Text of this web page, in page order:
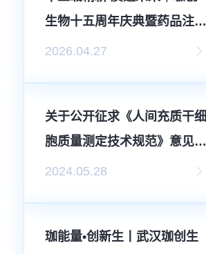
生物十五周年庆典暨药品注
册...
2026.04.27
关于公开征求《人间充质干细
胞质量测定技术规范》意见
的...
2024.05.28
珈能量•创新生丨武汉珈创生